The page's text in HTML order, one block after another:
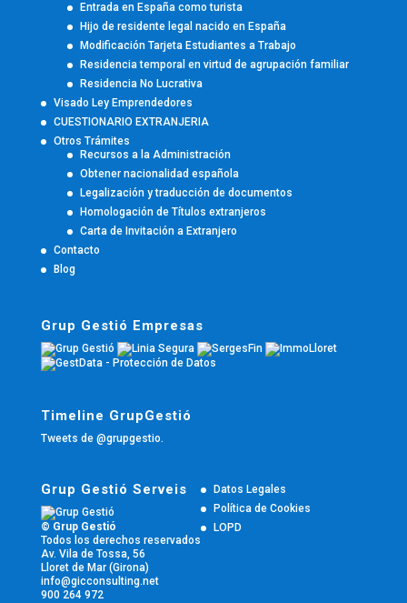
Entrada en España como turista
Hijo de residente legal nacido en España
Modificación Tarjeta Estudiantes a Trabajo
Residencia temporal en virtud de agrupación familiar
Residencia No Lucrativa
Visado Ley Emprendedores
CUESTIONARIO EXTRANJERIA
Otros Trámites
Recursos a la Administración
Obtener nacionalidad española
Legalización y traducción de documentos
Homologación de Títulos extranjeros
Carta de Invitación a Extranjero
Contacto
Blog
Grup Gestió Empresas
Timeline GrupGestió
Tweets de @grupgestio.
Grup Gestió Serveis
© Grup Gestió
Todos los derechos reservados
Av. Vila de Tossa, 56
Lloret de Mar (Girona)
info@gicconsulting.net
900 264 972
Datos Legales
Política de Cookies
LOPD